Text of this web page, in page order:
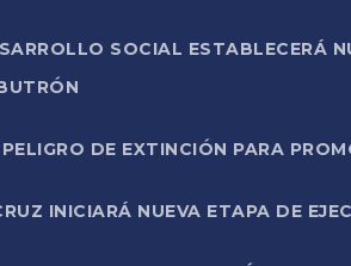
SOCIAL ESTABLECERÁ
DE EXTINCIÓN PARA
INICIARÁ NUEVA ETAPA DE